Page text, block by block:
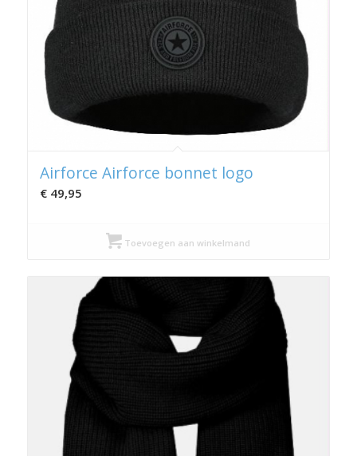
Airforce Airforce bonnet logo
€49,95
Toevoegen aan winkelmand